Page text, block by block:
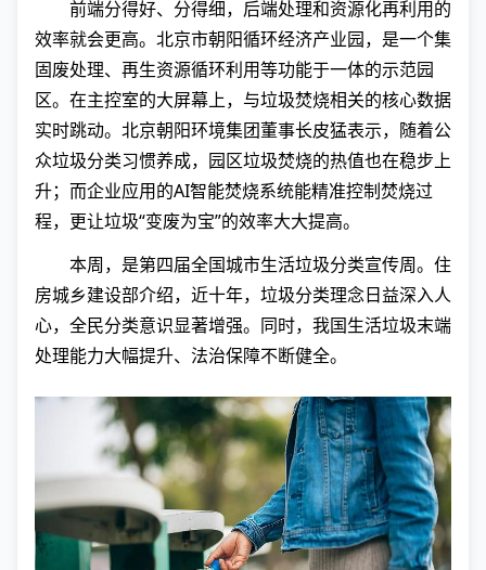
前端分得好、分得细，后端处理和资源化再利用的
效率就会更高。北京市朝阳循环经济产业园，是一个集
固废处理、再生资源循环利用等功能于一体的示范园
区。在主控室的大屏幕上，与垃圾焚烧相关的核心数据
实时跳动。北京朝阳环境集团董事长皮猛表示，随着公
众垃圾分类习惯养成，园区垃圾焚烧的热值也在稳步上
升；而企业应用的AI智能焚烧系统能精准控制焚烧过
程，更让垃圾“变废为宝”的效率大大提高。
本周，是第四届全国城市生活垃圾分类宣传周。住
房城乡建设部介绍，近十年，垃圾分类理念日益深入人
心，全民分类意识显著增强。同时，我国生活垃圾末端
处理能力大幅提升、法治保障不断健全。